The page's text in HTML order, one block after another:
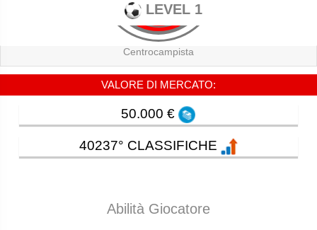
LEVEL 1
Centrocampista
VALORE DI MERCATO:
50.000 €
40237° CLASSIFICHE
Abilità Giocatore